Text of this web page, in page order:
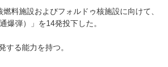
料施設およびフォルドゥ核施設に向けて、
爆弾）」を14発投下した。
する能力を持つ。